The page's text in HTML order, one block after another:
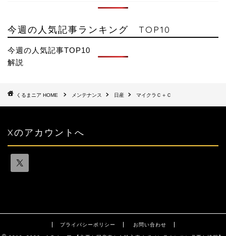
今週の人気記事ランキング TOP10
今週の人気記事TOP10
解説
HOME メンテナンス 日産 マイクラＣ＋Ｃ
Xのアカウントへ
プライバシーポリシー お問い合わせ